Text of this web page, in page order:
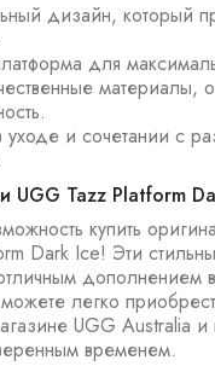
дизайн, который
для
материалы,
уходе и сочетании с
UGG Tazz Platform
купить
Dark Ice! Эти
дополнением
легко
UGG Australia и
временем.